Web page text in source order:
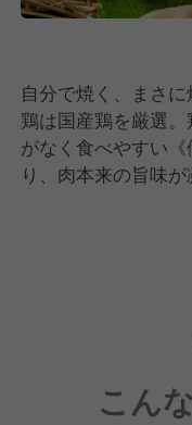
自分で焼く、まさに
鶏は国産鶏を厳選
がなく食べやすい
り、肉本来の旨味
ます。種類も豊富
こん